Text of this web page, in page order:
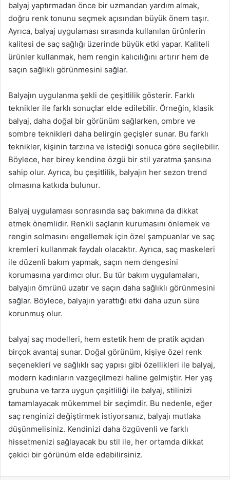
balyaj yaptırmadan önce bir uzmandan yardım almak,
doğru renk tonunu seçmek açısından büyük önem taşır.
Ayrıca, balyaj uygulaması sırasında kullanılan ürünlerin
kalitesi de saç sağlığı üzerinde büyük etki yapar. Kaliteli
ürünler kullanmak, hem rengin kalıcılığını artırır hem de
saçın sağlıklı görünmesini sağlar.
Balyajın uygulanma şekli de çeşitlilik gösterir. Farklı
teknikler ile farklı sonuçlar elde edilebilir. Örneğin, klasik
balyaj, daha doğal bir görünüm sağlarken, ombre ve
sombre teknikleri daha belirgin geçişler sunar. Bu farklı
teknikler, kişinin tarzına ve istediği sonuca göre seçilebilir.
Böylece, her birey kendine özgü bir stil yaratma şansına
sahip olur. Ayrıca, bu çeşitlilik, balyajın her sezon trend
olmasına katkıda bulunur.
Balyaj uygulaması sonrasında saç bakımına da dikkat
etmek önemlidir. Renkli saçların kurumasını önlemek ve
rengin solmasını engellemek için özel şampuanlar ve saç
kremleri kullanmak faydalı olacaktır. Ayrıca, saç maskeleri
ile düzenli bakım yapmak, saçın nem dengesini
korumasına yardımcı olur. Bu tür bakım uygulamaları,
balyajın ömrünü uzatır ve saçın daha sağlıklı görünmesini
sağlar. Böylece, balyajın yarattığı etki daha uzun süre
korunmuş olur.
balyaj saç modelleri, hem estetik hem de pratik açıdan
birçok avantaj sunar. Doğal görünüm, kişiye özel renk
seçenekleri ve sağlıklı saç yapısı gibi özellikleri ile balyaj,
modern kadınların vazgeçilmezi haline gelmiştir. Her yaş
grubuna ve tarza uygun çeşitliliği ile balyaj, stilinizi
tamamlayacak mükemmel bir seçimdir. Bu nedenle, eğer
saç renginizi değiştirmek istiyorsanız, balyajı mutlaka
düşünmelisiniz. Kendinizi daha özgüvenli ve farklı
hissetmenizi sağlayacak bu stil ile, her ortamda dikkat
çekici bir görünüm elde edebilirsiniz.